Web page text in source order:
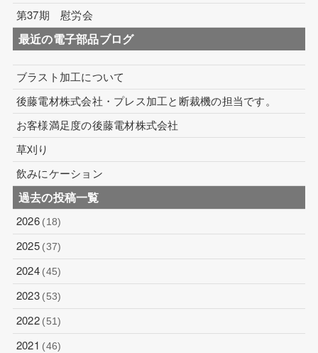
第37期 慰労会
最近の電子部品ブログ
ブラスト加工について
後藤電材株式会社・プレス加工と断裁機の担当です。
お客様満足度の後藤電材株式会社
草刈り
飲みにケーション
過去の投稿一覧
2026 (18)
2025 (37)
2024 (45)
2023 (53)
2022 (51)
2021 (46)